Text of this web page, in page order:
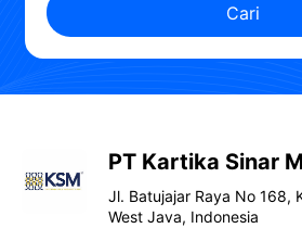
Cari
PT Kartika Sinar
Jl. Batujajar Raya No 168,
West Java, Indonesia